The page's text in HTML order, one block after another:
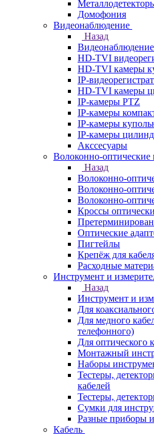
Домофония
Видеонаблюдение
Назад
Видеонаблюдение
HD-TVI
HD-TVI камеры
IP-
HD-TVI камеры
IP-камеры PTZ
IP-камеры
IP-камеры
IP-камеры
Акссесуары
Волоконно-
Назад
Волоконно-
Волоконно-
Волоконно-
Кроссы
Оптические
Пигтейлы
Крепёж для
Расходные
Инструмент и
Назад
Инструмент и
Для
Для медного
телефонного)
Для оптического
Монтажный
Наборы
Тестеры,
кабелей
Тестеры,
Сумки для
Разные приборы
Кабель